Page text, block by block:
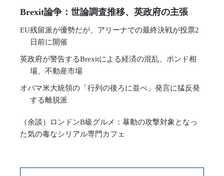
Brexit論争：世論調査推移、英政府の主張
EU残留派が優勢だが、アリーナでの最終決戦が投票2
日前に開催
英政府が警告するBrexitによる経済の混乱、ポンド相
場、不動産市場
オバマ米大統領の「行列の後ろに並べ」発言に猛反発
する離脱派
（余談）ロンドンB級グルメ：暴動の攻撃対象となっ
た気の毒なシリアル専門カフェ